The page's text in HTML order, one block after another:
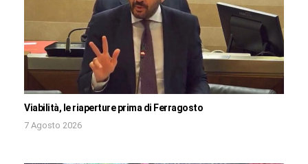
Viabilità, le riaperture prima di Ferragosto
7 Agosto 2026